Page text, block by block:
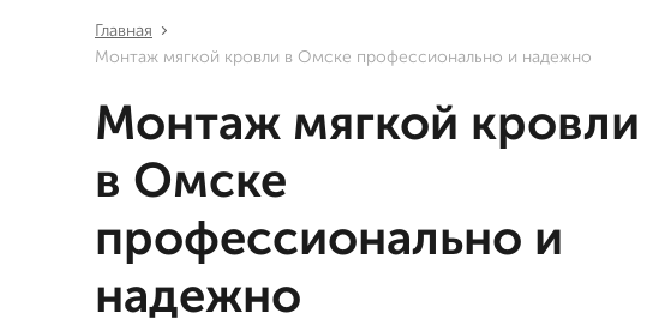
Главная
Монтаж мягкой кровли в Омске профессионально и надежно
Монтаж мягкой кровли
в Омске
профессионально и
надежно